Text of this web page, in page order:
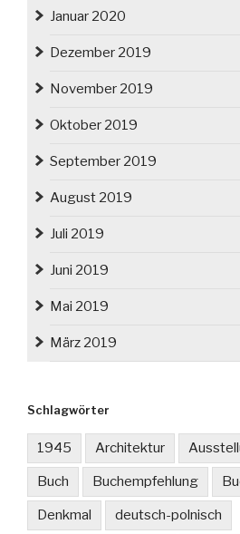
Januar 2020
Dezember 2019
November 2019
Oktober 2019
September 2019
August 2019
Juli 2019
Juni 2019
Mai 2019
März 2019
Schlagwörter
1945 Architektur
Buch Buchempfehlung
Denkmal deutsch-polnisch